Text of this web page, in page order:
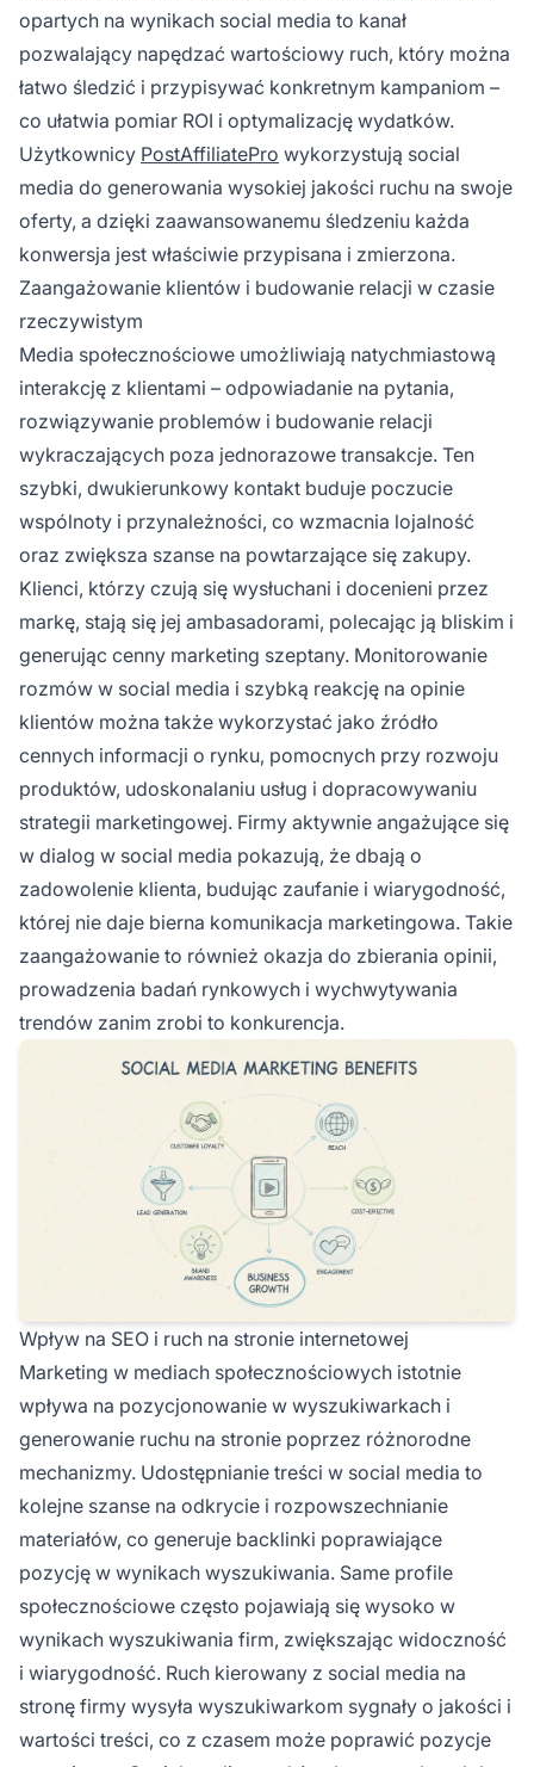
opartych na wynikach social media to kanał
pozwalający napędzać wartościowy ruch, który można
łatwo śledzić i przypisywać konkretnym kampaniom –
co ułatwia pomiar ROI i optymalizację wydatków.
Użytkownicy PostAffiliatePro wykorzystują social
media do generowania wysokiej jakości ruchu na swoje
oferty, a dzięki zaawansowanemu śledzeniu każda
konwersja jest właściwie przypisana i zmierzona.
Zaangażowanie klientów i budowanie relacji w czasie
rzeczywistym
Media społecznościowe umożliwiają natychmiastową
interakcję z klientami – odpowiadanie na pytania,
rozwiązywanie problemów i budowanie relacji
wykraczających poza jednorazowe transakcje. Ten
szybki, dwukierunkowy kontakt buduje poczucie
wspólnoty i przynależności, co wzmacnia lojalność
oraz zwiększa szanse na powtarzające się zakupy.
Klienci, którzy czują się wysłuchani i docenieni przez
markę, stają się jej ambasadorami, polecając ją bliskim i
generując cenny marketing szeptany. Monitorowanie
rozmów w social media i szybką reakcję na opinie
klientów można także wykorzystać jako źródło
cennych informacji o rynku, pomocnych przy rozwoju
produktów, udoskonalaniu usług i dopracowywaniu
strategii marketingowej. Firmy aktywnie angażujące się
w dialog w social media pokazują, że dbają o
zadowolenie klienta, budując zaufanie i wiarygodność,
której nie daje bierna komunikacja marketingowa. Takie
zaangażowanie to również okazja do zbierania opinii,
prowadzenia badań rynkowych i wychwytywania
trendów zanim zrobi to konkurencja.
Wpływ na SEO i ruch na stronie internetowej
Marketing w mediach społecznościowych istotnie
wpływa na pozycjonowanie w wyszukiwarkach i
generowanie ruchu na stronie poprzez różnorodne
mechanizmy. Udostępnianie treści w social media to
kolejne szanse na odkrycie i rozpowszechnianie
materiałów, co generuje backlinki poprawiające
pozycję w wynikach wyszukiwania. Same profile
społecznościowe często pojawiają się wysoko w
wynikach wyszukiwania firm, zwiększając widoczność
i wiarygodność. Ruch kierowany z social media na
stronę firmy wysyła wyszukiwarkom sygnały o jakości i
wartości treści, co z czasem może poprawić pozycje